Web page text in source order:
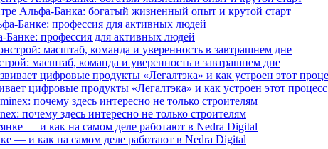
Альфа-Банка: богатый жизненный опыт и крутой старт
профессия для активных людей
масштаб, команда и уверенность в завтрашнем дне
цифровые продукты «Легалтэка» и как устроен этот процесс
почему здесь интересно не только строителям
— и как на самом деле работают в Nedra Digital